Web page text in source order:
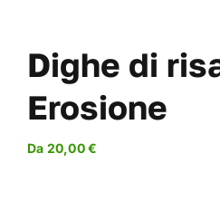
Dighe di
Erosione
Da 20,00€